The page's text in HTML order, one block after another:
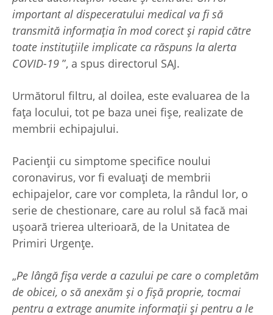
important al dispeceratului medical va fi să
transmită informația în mod corect și rapid către
toate instituțiile implicate ca răspuns la alerta
COVID-19 ”, a spus directorul SAJ.
Următorul filtru, al doilea, este evaluarea de la
fața locului, tot pe baza unei fișe, realizate de
membrii echipajului.
Pacienții cu simptome specifice noului
coronavirus, vor fi evaluați de membrii
echipajelor, care vor completa, la rândul lor, o
serie de chestionare, care au rolul să facă mai
ușoară trierea ulterioară, de la Unitatea de
Primiri Urgențe.
„Pe lângă fișa verde a cazului pe care o completăm
de obicei, o să anexăm și o fișă proprie, tocmai
pentru a extrage anumite informații și pentru a le